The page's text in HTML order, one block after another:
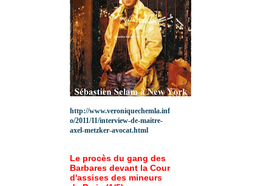
http://www.veroniquechemla.inf
o/2011/11/interview-de-maitre-
axel-metzker-avocat.html
Le procès du gang des
Barbares devant la Cour
d'assises des mineurs